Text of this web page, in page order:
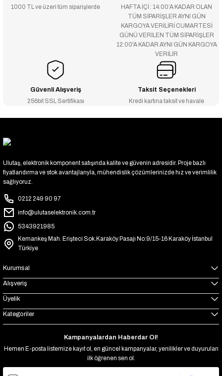
1000 TL ve üzeri tüm siparişlerde
HAFTA İÇİ : 14:00’A KADAR OLAN
TÜM SİPARİŞLER AYNI GÜN
KARGOYA VERİLİRİ CUMARTESİ
GÜNÜ VERİLEN TÜM SİPARİŞLER
12:00'A KADAR AYNI GÜN KARGOYA
VERİLİR
Güvenli Alışveriş
256bit SSL Sertifikası
Taksit Seçenekleri
Kredi kartına taksit ve havale
Ulutaş, elektronik komponent satışında kalite ve güvenin adresidir. Proje bazlı
fiyatlandırma ve stok avantajlarıyla, mühendislik çözümlerinizde hız ve verimlilik
sağlıyoruz.
0212 249 90 97
info@ulutaselektronik.com.tr
5343921985
Kemankeş Mah. Erişteci Sok.Karaköy Pasajı No:9/15-16 Karaköy İstanbul
Türkiye
Kurumsal
Alışveriş
Üyelik
Kategoriler
Kampanyalardan Haberdar Ol!
Hemen E-posta listemize kayıt ol, en güncel kampanyalar, yenilikler ve duyuruları
ilk öğrenen sen ol.